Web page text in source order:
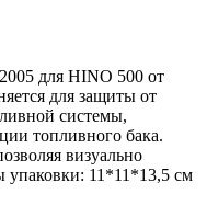
для HINO 500 от
для защиты от
системы,
топливного бака.
визуально
упаковки: 11*11*13,5 см